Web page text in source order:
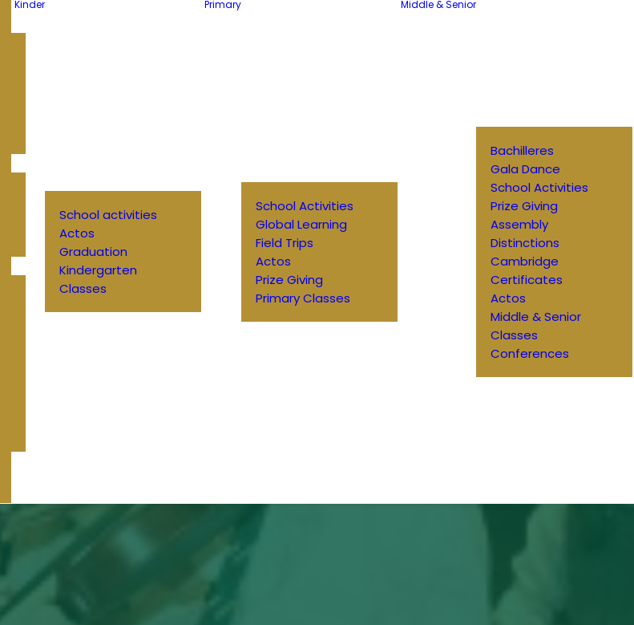
Kinder
School activities
Actos
Graduation
Kindergarten
Classes
Primary
School Activities
Global Learning
Field Trips
Actos
Prize Giving
Primary Classes
Middle & Senior
Bachilleres
Gala Dance
School Activities
Prize Giving
Assembly
Distinctions
Cambridge
Certificates
Actos
Middle & Senior
Classes
Conferences